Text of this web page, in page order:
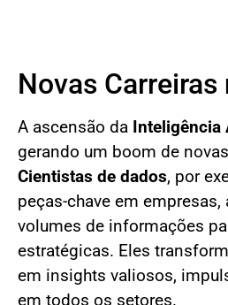
Novas Carreiras
A ascensão da Inteligência
gerando um boom de
Cientistas de dados, por
peças-chave em
volumes de informações
estratégicas. Eles
em insights valiosos,
em todos os setores.